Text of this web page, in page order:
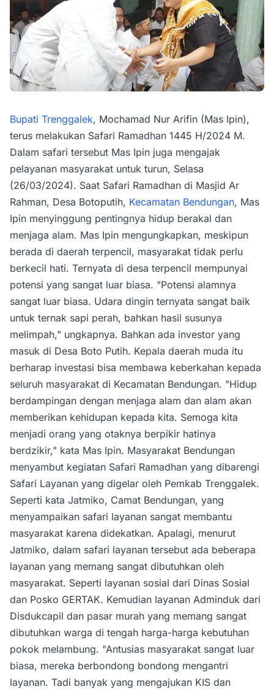
Bupati Trenggalek, Mochamad Nur Arifin (Mas Ipin),
terus melakukan Safari Ramadhan 1445 H/2024 M.
Dalam safari tersebut Mas Ipin juga mengajak
pelayanan masyarakat untuk turun, Selasa
(26/03/2024). Saat Safari Ramadhan di Masjid Ar
Rahman, Desa Botoputih, Kecamatan Bendungan, Mas
Ipin menyinggung pentingnya hidup berakal dan
menjaga alam. Mas Ipin mengungkapkan, meskipun
berada di daerah terpencil, masyarakat tidak perlu
berkecil hati. Ternyata di desa terpencil mempunyai
potensi yang sangat luar biasa. "Potensi alamnya
sangat luar biasa. Udara dingin ternyata sangat baik
untuk ternak sapi perah, bahkan hasil susunya
melimpah," ungkapnya. Bahkan ada investor yang
masuk di Desa Boto Putih. Kepala daerah muda itu
berharap investasi bisa membawa keberkahan kepada
seluruh masyarakat di Kecamatan Bendungan. "Hidup
berdampingan dengan menjaga alam dan alam akan
memberikan kehidupan kepada kita. Semoga kita
menjadi orang yang otaknya berpikir hatinya
berdzikir," kata Mas Ipin. Masyarakat Bendungan
menyambut kegiatan Safari Ramadhan yang dibarengi
Safari Layanan yang digelar oleh Pemkab Trenggalek.
Seperti kata Jatmiko, Camat Bendungan, yang
menyampaikan safari layanan sangat membantu
masyarakat karena didekatkan. Apalagi, menurut
Jatmiko, dalam safari layanan tersebut ada beberapa
layanan yang memang sangat dibutuhkan oleh
masyarakat. Seperti layanan sosial dari Dinas Sosial
dan Posko GERTAK. Kemudian layanan Adminduk dari
Disdukcapil dan pasar murah yang memang sangat
dibutuhkan warga di tengah harga-harga kebutuhan
pokok melambung. "Antusias masyarakat sangat luar
biasa, mereka berbondong bondong mengantri
layanan. Tadi banyak yang mengajukan KIS dan